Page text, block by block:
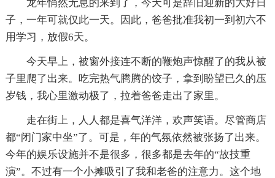
龙年悄然无息的来到了，今天可是辞旧迎新的大好日
子，一年可就仅此一天。因此，爸爸批准我初一到初六不
用学习，放假6天。
今天早上，被窗外接连不断的鞭炮声惊醒了的我从被
子里爬了出来。吃完热气腾腾的饺子，拿到盼望已久的压
岁钱，我心里激动极了，拉着爸爸走出了家里。
走在街上，人人都是喜气洋洋，欢声笑语。尽管商店
都“闭门家中坐”了。可是，年的气氛依然被张扬了出来。
今年的娱乐设施并不是很多，很多都是去年的“故技重
演”。不过有一个小摊吸引了我和老爸的注意力。这个地